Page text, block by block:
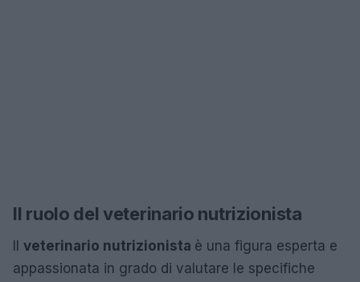
Il ruolo del veterinario nutrizionista
veterinario nutrizionista è una figura esperta e
appassionata in grado di valutare le specifiche